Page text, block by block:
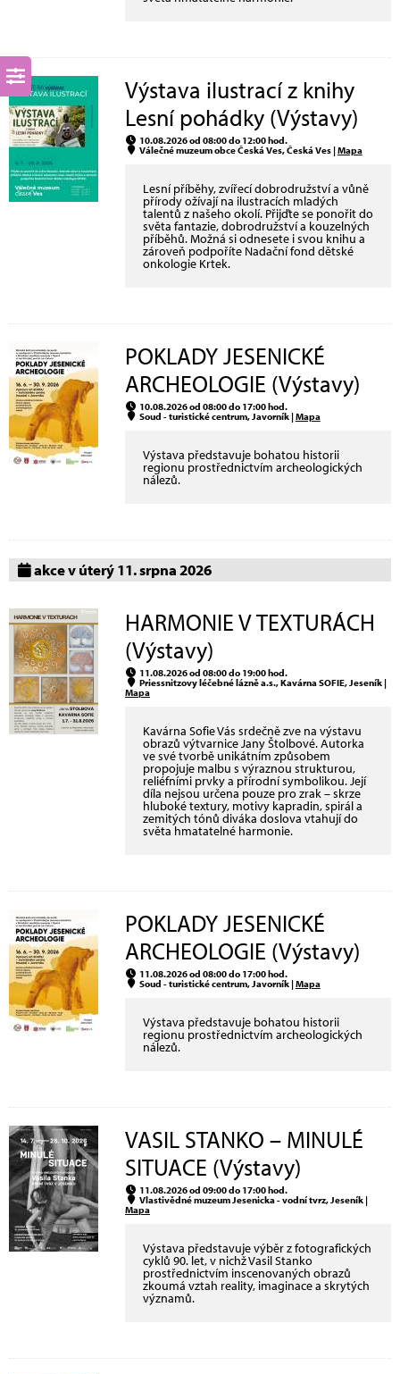
Výstava ilustrací z knihy
Lesní pohádky (Výstavy)
10.08.2026 od 08:00 do 12:00 hod.
Válečné muzeum obce Česká Ves, Česká Ves |Mapa
Lesní příběhy, zvířecí dobrodružství a vůně
přírody ožívají na ilustracích mladých
talentů z našeho okolí. Přijďte se ponořit do
světa fantazie, dobrodružství a kouzelných
příběhů. Možná si odnesete i svou knihu a
zároveň podpoříte Nadační fond dětské
onkologie Krtek.
POKLADY JESENICKÉ
ARCHEOLOGIE (Výstavy)
10.08.2026 od 08:00 do 17:00 hod.
Soud - turistické centrum, Javorník |Mapa
Výstava představuje bohatou historii
regionu prostřednictvím archeologických
nálezů.
akce v úterý 11. srpna 2026
HARMONIE V TEXTURÁCH
(Výstavy)
11.08.2026 od 08:00 do 19:00 hod.
Priessnitzovy léčebné lázně a.s., Kavárna SOFIE, Jeseník |
Mapa
Kavárna Sofie Vás srdečně zve na výstavu
obrazů výtvarnice Jany Štolbové. Autorka
ve své tvorbě unikátním způsobem
propojuje malbu s výraznou strukturou,
reliéfními prvky a přírodní symbolikou. Její
díla nejsou určena pouze pro zrak – skrze
hluboké textury, motivy kapradin, spirál a
zemitých tónů diváka doslova vtahují do
světa hmatatelné harmonie.
POKLADY JESENICKÉ
ARCHEOLOGIE (Výstavy)
11.08.2026 od 08:00 do 17:00 hod.
Soud - turistické centrum, Javorník |Mapa
Výstava představuje bohatou historii
regionu prostřednictvím archeologických
nálezů.
VASIL STANKO – MINULÉ
SITUACE (Výstavy)
11.08.2026 od 09:00 do 17:00 hod.
Vlastivědné muzeum Jesenicka - vodní tvrz, Jeseník |
Mapa
Výstava představuje výběr z fotografických
cyklů 90. let, v nichž Vasil Stanko
prostřednictvím inscenovaných obrazů
zkoumá vztah reality, imaginace a skrytých
významů.